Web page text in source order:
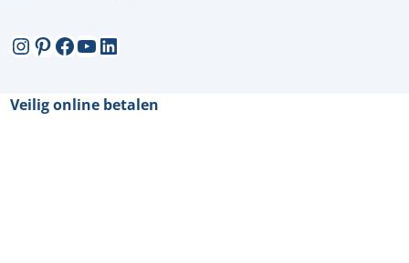
Instagram
Pinterest
Facebook
YouTube
LinkedIn
Veilig online betalen